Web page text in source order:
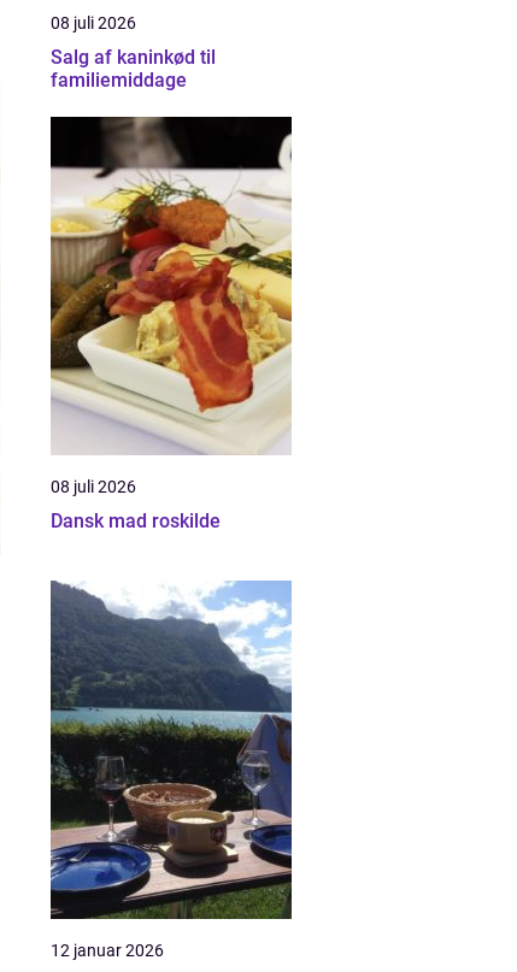
08 juli 2026
Salg af kaninkød til
familiemiddage
08 juli 2026
Dansk mad roskilde
12 januar 2026